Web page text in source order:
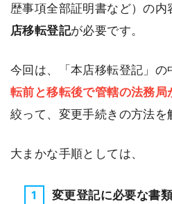
歴事項全部証明書など）の
店移転登記が必要です。
今回は、「本店移転登記」の
転前と移転後で管轄の法務局
絞って、変更手続きの方法を
大まかな手順としては、
変更登記に必要な書